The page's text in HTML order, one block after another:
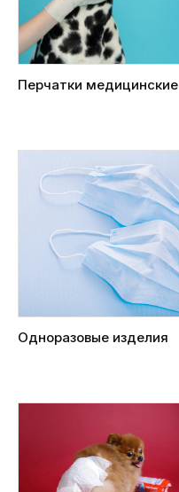
Перчатки медицинские
Одноразовые изделия